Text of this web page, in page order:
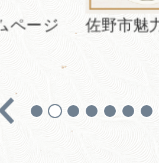
佐野市魅力発信サイ